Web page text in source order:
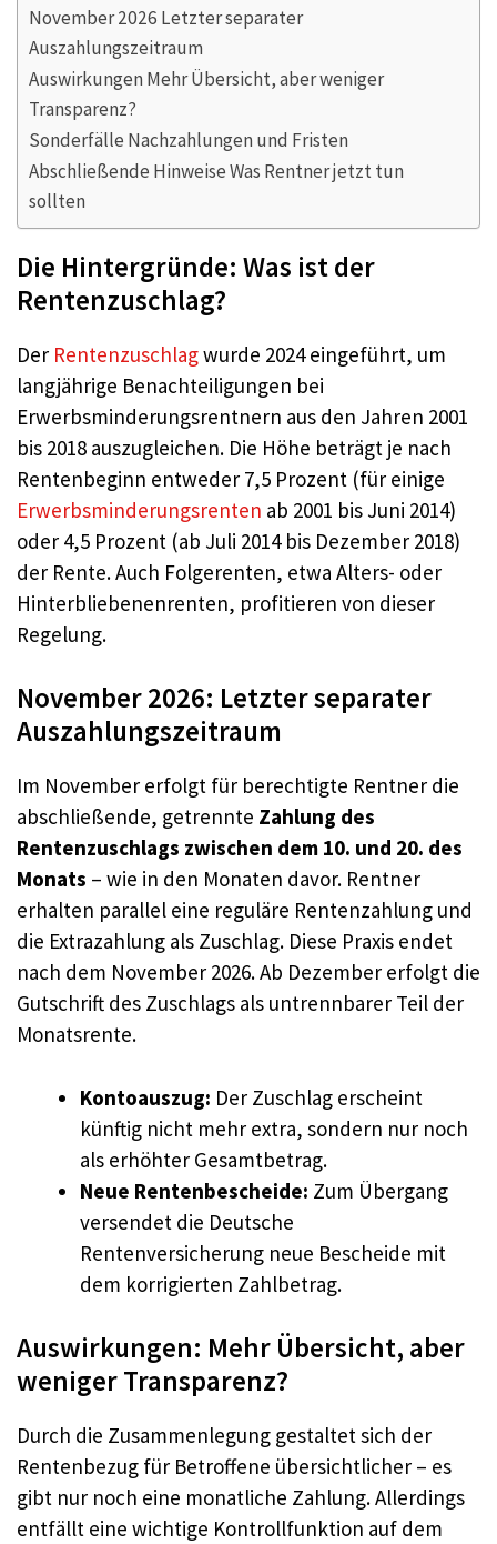
November 2026 Letzter separater
Auszahlungszeitraum
Auswirkungen Mehr Übersicht, aber weniger
Transparenz?
Sonderfälle Nachzahlungen und Fristen
Abschließende Hinweise Was Rentner jetzt tun
sollten
Die Hintergründe: Was ist der
Rentenzuschlag?
Der Rentenzuschlagwurde 2024 eingeführt, um
langjährige Benachteiligungen bei
Erwerbsminderungsrentnern aus den Jahren 2001
bis 2018 auszugleichen. Die Höhe beträgt je nach
Rentenbeginn entweder 7,5 Prozent (für einige
Erwerbsminderungsrenten ab 2001 bis Juni 2014)
oder 4,5 Prozent (ab Juli 2014 bis Dezember 2018)
der Rente. Auch Folgerenten, etwa Alters- oder
Hinterbliebenenrenten, profitieren von dieser
Regelung.
November 2026: Letzter separater
Auszahlungszeitraum
Im November erfolgt für berechtigte Rentner die
abschließende, getrennte Zahlung des
Rentenzuschlags zwischen dem 10. und 20. des
Monats – wie in den Monaten davor. Rentner
erhalten parallel eine reguläre Rentenzahlung und
die Extrazahlung als Zuschlag. Diese Praxis endet
nach dem November 2026. Ab Dezember erfolgt die
Gutschrift des Zuschlags als untrennbarer Teil der
Monatsrente.
Kontoauszug: Der Zuschlag erscheint
künftig nicht mehr extra, sondern nur noch
als erhöhter Gesamtbetrag.
Neue Rentenbescheide: Zum Übergang
versendet die Deutsche
Rentenversicherung neue Bescheide mit
dem korrigierten Zahlbetrag.
Auswirkungen: Mehr Übersicht, aber
weniger Transparenz?
Durch die Zusammenlegung gestaltet sich der
Rentenbezug für Betroffene übersichtlicher – es
gibt nur noch eine monatliche Zahlung. Allerdings
entfällt eine wichtige Kontrollfunktion auf dem